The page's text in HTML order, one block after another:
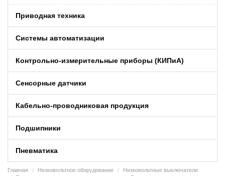
Приводная техника
Системы автоматизации
Контрольно-измерительные приборы (КИПиA)
Сенсорные датчики
Кабельно-проводниковая продукция
Подшипники
Пневматика
Главная Низковольтное оборудование
Низковольтные выключатели